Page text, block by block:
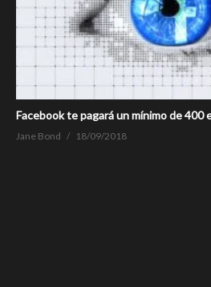
Facebook te pagará un mínimo de
Jane Bond 18/09/2018